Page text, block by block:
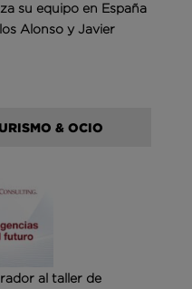
su equipo en España
Alonso y Javier
& OCIO
al taller de